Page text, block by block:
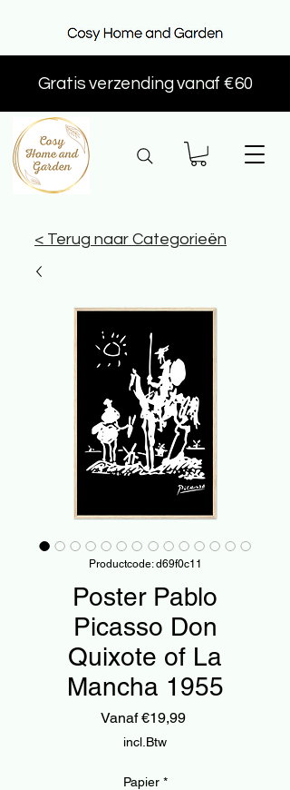
Gratis verzending vanaf €60
< Terug naar Categorieën
Productcode: d69f0c11
Poster Pablo
Picasso Don
Quixote of La
Mancha 1955
Vanaf€19,99Verkoopprijs
incl.Btw
Papier *